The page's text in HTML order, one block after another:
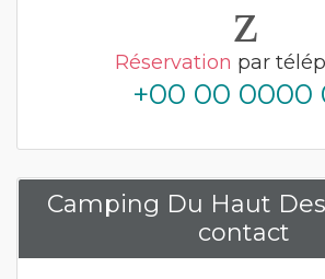
Réservation par
+00 00 0000
Camping Du Haut
contact